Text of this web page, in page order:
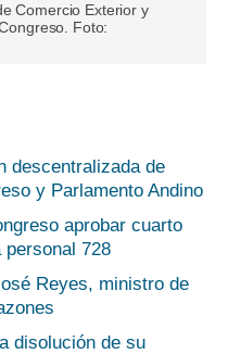
Comercio Exterior y
Foto:
descentralizada de
y Parlamento Andino
aprobar cuarto
728
Reyes, ministro de
disolución de su